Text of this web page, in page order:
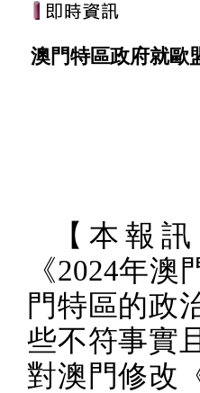
澳門特區政府就歐
【本報
《2024年澳
門特區的政
些不符事實
對澳門修改